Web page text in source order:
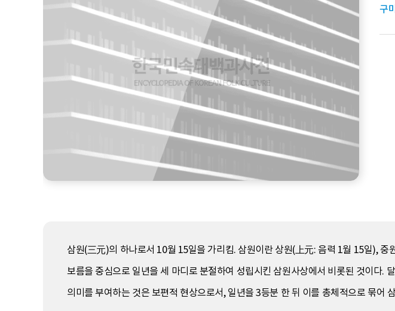
구
삼원(三元)의 하나로서 10월 15일을 가리킴. 삼원이란 상원(上元: 음력 1월 15일),
보름을 중심으로 일년을 세 마디로 분절하여 성립시킨 삼원사상에서 비롯된 것이다
의미를 부여하는 것은 보편적 현상으로서, 일년을 3등분 한 뒤 이를 총체적으로 묶어